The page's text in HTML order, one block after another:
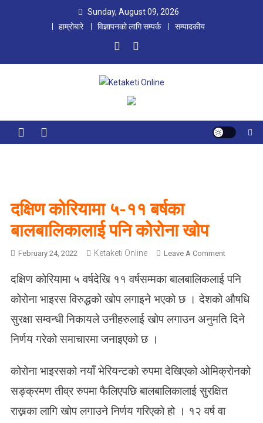
Sunday, August 09, 2026
हाम्रोबारे
विज्ञापनको लागि सम्पर्क सम्पादकीय
Ketaketi Online
First Nepali Online Magazine For Children
दक्षिण कोरियामा ५-११ बर्षका
बालबालिकालाई पनि कोरोना खोप
February 24, 2022 Ketaketi Online Leave A CommentO
द
क्षि
को
५
-
१
दक्षिण कोरियामा ५ वर्षदेखि ११ वर्षसम्मका बालबालिकलाई पनि
कोरोना भाइरस विरुद्धको खोप लगाइने भएको छ । देशको औषधि
सुरक्षा सम्वन्धी निकायले उनीहरुलाई खोप लगाउन अनुमति दिने
निर्णय गरेको समाचारमा जनाइएको छ ।
कोरोना भाइरसको नयाँ भेरियन्टको रुपमा देखिएको ओमिक्रोनको
सङ्क्रमण तीव्र रुपमा फैलिएपछि बालबालिकालाई सुरक्षित
राख्नका लागि खोप लगाउने निर्णय गरिएको हो । १२ वर्ष वा